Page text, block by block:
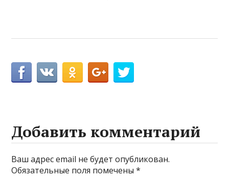
Добавить комментарий
Ваш адрес email не будет опубликован.
Обязательные поля помечены*